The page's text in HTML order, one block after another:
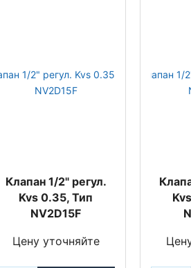
Клапан 1/2" регул.
Kvs 0.35, Тип
NV2D15F
Цену уточняйте